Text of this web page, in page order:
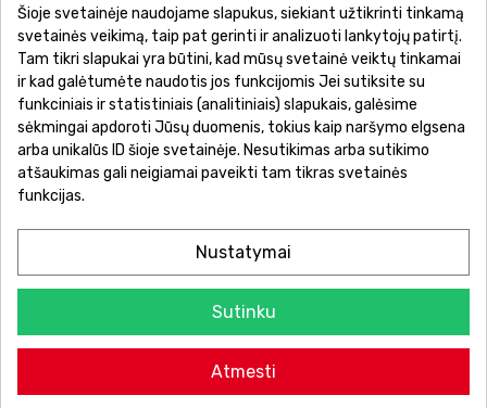
Pirkimo sąlygos ir taisyklės
Privatumo politika
Garantinis aptarnavimas
Prekių pristatymas
Prekių grąžinimas
Atsiskaitymo būdai
Šioje svetainėje naudojame slapukus, siekiant užtikrinti tinkamą
svetainės veikimą, taip pat gerinti ir analizuoti lankytojų patirtį.
Tam tikri slapukai yra būtini, kad mūsų svetainė veiktų tinkamai
ir kad galėtumėte naudotis jos funkcijomis Jei sutiksite su
funkciniais ir statistiniais (analitiniais) slapukais, galėsime
sėkmingai apdoroti Jūsų duomenis, tokius kaip naršymo elgsena
arba unikalūs ID šioje svetainėje. Nesutikimas arba sutikimo
atšaukimas gali neigiamai paveikti tam tikras svetainės
funkcijas.
Nustatymai
Sutinku
Atmesti